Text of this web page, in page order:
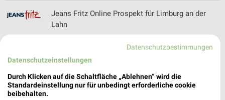
Jeans Fritz Online Prospekt für Limburg an der
Lahn
Juwelier Linschmann Filialen & Öffnungszeiten
für Siegen-Eiserfeld
Datenschutzbestimmungen
Datenschutzeinstellungen
Durch Klicken auf die Schaltfläche „Ablehnen“ wird die
Standardeinstellung nur für unbedingt erforderliche cookie
beibehalten.